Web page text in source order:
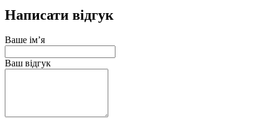
Написати відгук
Ваше ім’я
Ваш відгук